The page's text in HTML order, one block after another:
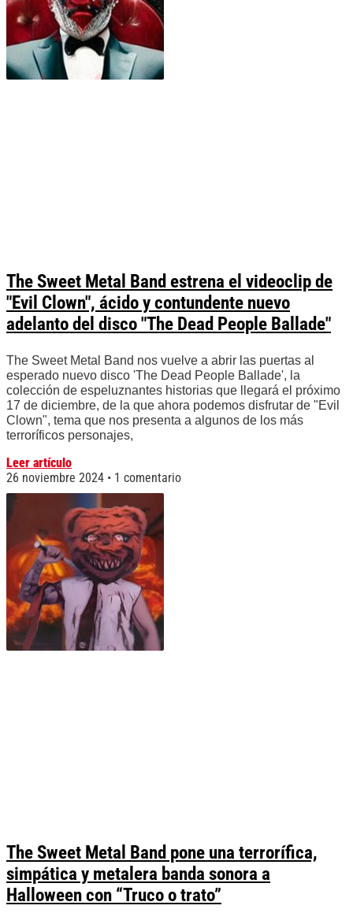
The Sweet Metal Band estrena el videoclip de
"Evil Clown", ácido y contundente nuevo
adelanto del disco "The Dead People Ballade"
The Sweet Metal Band nos vuelve a abrir las puertas al
esperado nuevo disco 'The Dead People Ballade', la
colección de espeluznantes historias que llegará el próximo
17 de diciembre, de la que ahora podemos disfrutar de "Evil
Clown", tema que nos presenta a algunos de los más
terroríficos personajes,
Leer artículo
26 noviembre 2024
1 comentario
The Sweet Metal Band pone una terrorífica,
simpática y metalera banda sonora a
Halloween con “Truco o trato”